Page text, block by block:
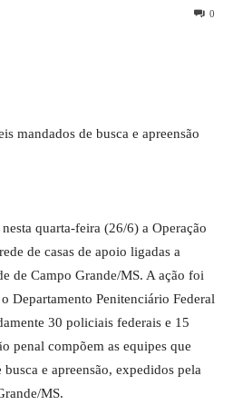
0
mandados de busca e apreensão
quarta-feira (26/6) a Operação
de casas de apoio ligadas a
de Campo Grande/MS. A ação foi
Departamento Penitenciário Federal
30 policiais federais e 15
penal compõem as equipes que
e apreensão, expedidos pela
MS.